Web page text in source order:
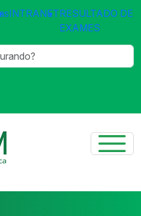
INTRANETRESULTADO DE
EXAMES